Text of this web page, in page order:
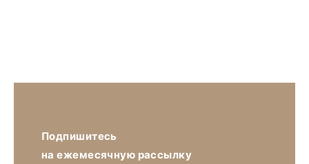
Подпишитесь
на ежемесячную рассылку